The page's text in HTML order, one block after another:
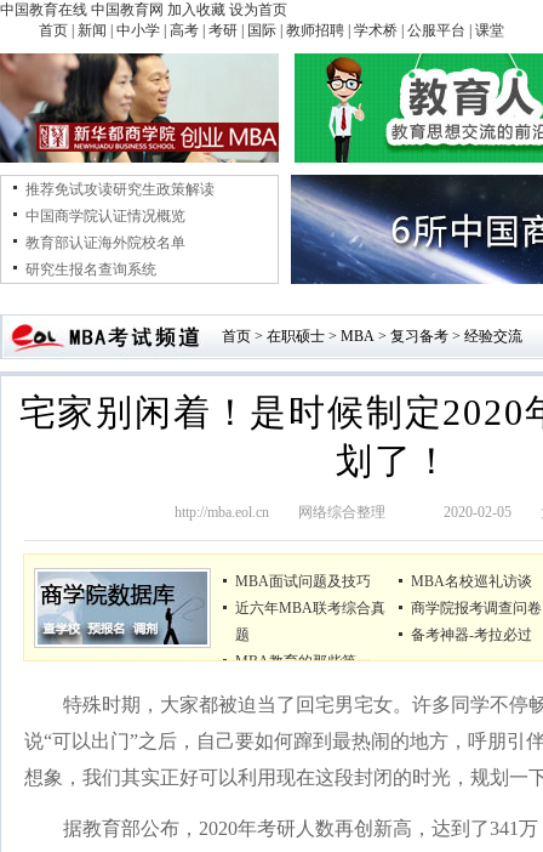
中国教育在线 中国教育网 加入收藏 设为首页
首页 新闻 中小学 高考 考研 国际 教师招聘 学术桥 公服平台 课堂
推荐免试攻读研究生政策解读
中国商学院认证情况概览
教育部认证海外院校名单
研究生报名查询系统
首页 > 在职硕士 > MBA > 复习备考 > 经验交流
宅家别闲着！是时候制定
划了！
http://mba.eol.cn 网络综合整理 2020-02-05
MBA面试问题及技巧
MBA名校巡礼访谈
近六年MBA联考综合真
题
商学院报考调查问卷
备考神器-考拉必过
MBA教育的那些第一
特殊时期，大家都被迫当了回宅男宅女。许多同学不停
说“可以出门”之后，自己要如何蹿到最热闹的地方，呼朋引
想象，我们其实正好可以利用现在这段封闭的时光，规划一
据教育部公布，2020年考研人数再创新高，达到了341万